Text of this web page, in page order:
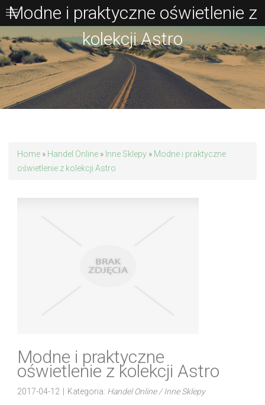
Home » Handel Online » Inne Sklepy » Modne i praktyczne
oświetlenie z kolekcji Astro
Modne i praktyczne
oświetlenie z kolekcji Astro
2017-04-12 Kategoria: Handel Online / Inne Sklepy
Modne i praktyczne oświetlenie z
kolekcji Astro